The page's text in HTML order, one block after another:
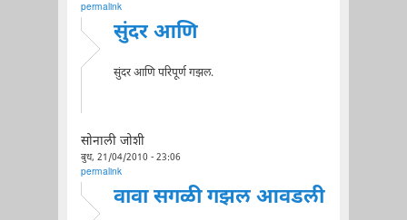
permalink
सुंदर आणि
सुंदर आणि परिपूर्ण गझल.
सोनाली जोशी
बुध, 21/04/2010 - 23:06
permalink
वावा सगळी गझल आवडली